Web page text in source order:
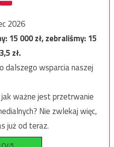
2026
15 000zł, zebraliśmy:15
zł.
dalszego wsparcia naszej
ważne jest przetrwanie
Nie zwlekaj więc,
już od teraz.